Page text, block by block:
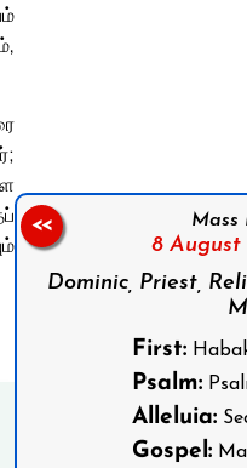
Mass
8 August
Dominic, Priest,
First:
Psalm:
Alleluia:
Gospel:
<<